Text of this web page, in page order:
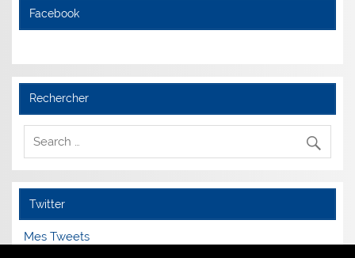
Facebook
Rechercher
Twitter
Mes Tweets